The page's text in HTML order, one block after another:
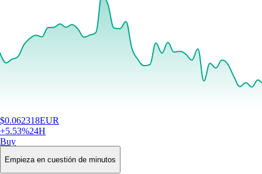
$0.062318EUR
+5.53%24H
Buy
Empieza en cuestión de minutos